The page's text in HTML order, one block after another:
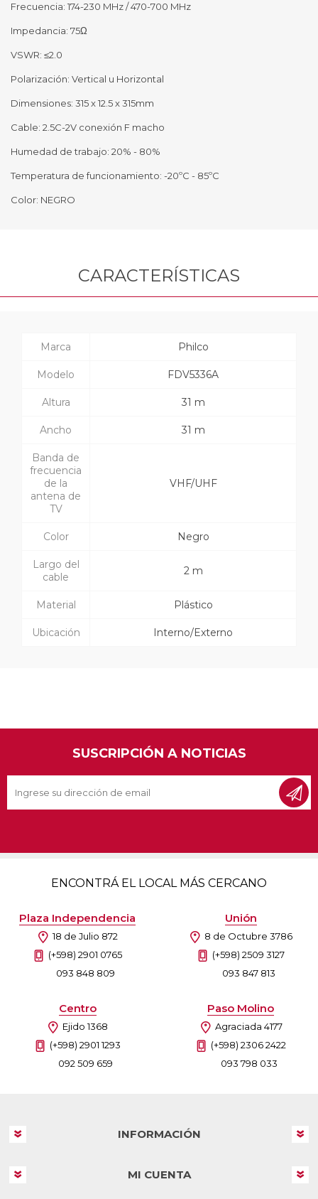
Frecuencia: 174-230 MHz / 470-700 MHz
Impedancia: 75Ω
VSWR: ≤2.0
Polarización: Vertical u Horizontal
Dimensiones: 315 x 12.5 x 315mm
Cable: 2.5C-2V conexión F macho
Humedad de trabajo: 20% - 80%
Temperatura de funcionamiento: -20ºC - 85ºC
Color: NEGRO
CARACTERÍSTICAS
Marca Philco
Modelo FDV5336A
Altura 31 m
Ancho 31 m
Banda de
frecuencia
de la
antena de
TV
VHF/UHF
Color Negro
Largo del
cable
2 m
Material Plástico
Ubicación Interno/Externo
SUSCRIPCIÓN A NOTICIAS
ENCONTRÁ EL LOCAL MÁS CERCANO
Plaza Independencia
18 de Julio 872
(+598) 2901 0765
093 848 809
Unión
8 de Octubre 3786
(+598) 2509 3127
093 847 813
Centro
Ejido 1368
(+598) 2901 1293
092 509 659
Paso Molino
Agraciada 4177
(+598) 2306 2422
093 798 033
INFORMACIÓN
MI CUENTA